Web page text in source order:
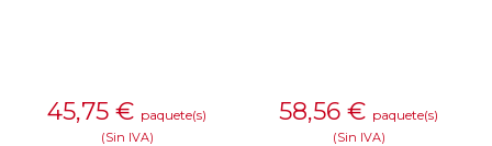
45,75 € paquete(s)
(Sin IVA)
58,56 € paquete(s)
(Sin IVA)